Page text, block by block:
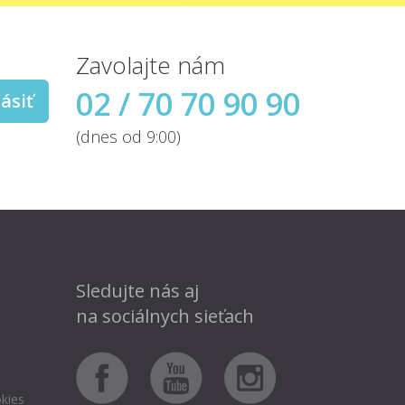
Zavolajte nám
02 / 70 70 90 90
(dnes od 9:00)
Sledujte nás aj
na sociálnych sieťach